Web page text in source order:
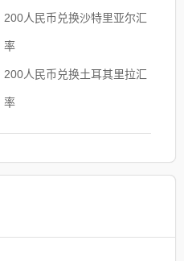
200人民币兑换沙特里亚尔汇
率
200人民币兑换土耳其里拉汇
率